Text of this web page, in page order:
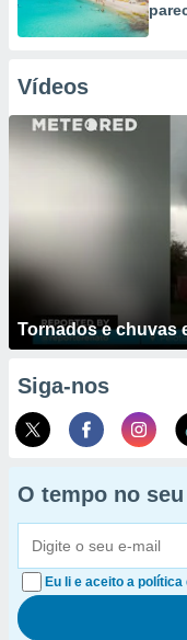
Vídeos
Tornados e chuvas
Siga-nos
O tempo no seu
Eu li e aceito a